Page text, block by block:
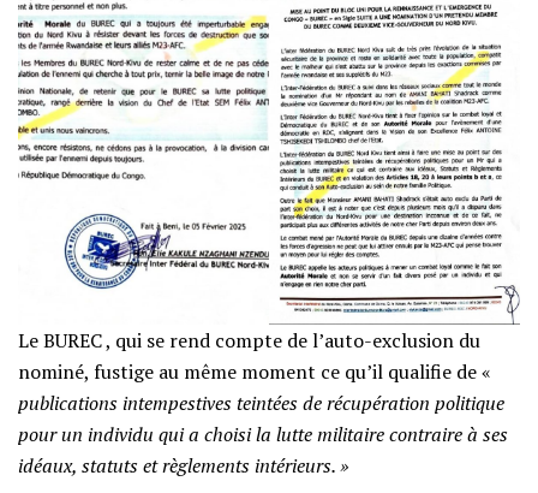
Le BUREC , qui se rend compte de l’auto-exclusion du
nominé, fustige au même moment ce qu’il qualifie de «
publications intempestives teintées de récupération politique
pour un individu qui a choisi la lutte militaire contraire à ses
idéaux, statuts et règlements intérieurs. »